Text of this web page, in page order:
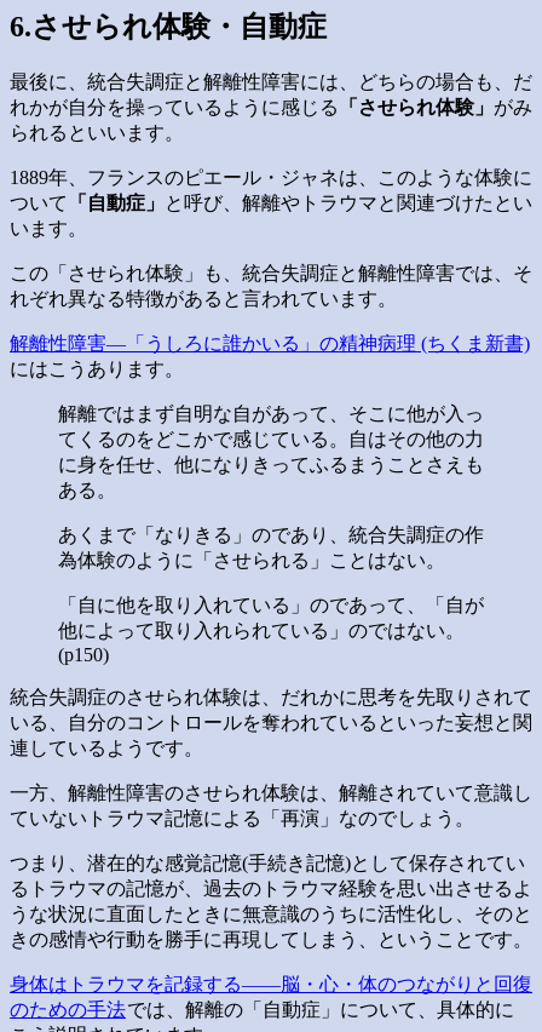
6.させられ体験・自動症
最後に、統合失調症と解離性障害には、どちらの場合も、だ
れかが自分を操っているように感じる
「させられ体験」 がみ
られるといいます。
1889年、フランスのピエール・ジャネは、このような体験に
ついて
「自動症」 と呼び、解離やトラウマと関連づけたとい
います。
この「させられ体験」も、統合失調症と解離性障害では、そ
れぞれ異なる特徴があると言われています。
解離性障害―「うしろに誰かいる」の精神病理 (ちくま新書)
にはこうあります。
解離ではまず自明な自があって、そこに他が入っ
てくるのをどこかで感じている。自はその他の力
に身を任せ、他になりきってふるまうことさえも
ある。
あくまで「なりきる」のであり、統合失調症の作
為体験のように「させられる」ことはない。
「自に他を取り入れている」のであって、「自が
他によって取り入れられている」のではない。
(p150)
統合失調症のさせられ体験は、だれかに思考を先取りされて
いる、自分のコントロールを奪われているといった妄想と関
連しているようです。
一方、解離性障害のさせられ体験は、解離されていて意識し
ていないトラウマ記憶による「再演」なのでしょう。
つまり、潜在的な感覚記憶(手続き記憶)として保存されてい
るトラウマの記憶が、過去のトラウマ経験を思い出させるよ
うな状況に直面したときに無意識のうちに活性化し、そのと
きの感情や行動を勝手に再現してしまう、ということです。
身体はトラウマを記録する――脳・心・体のつながりと回復
のための手法では、解離の「自動症」について、具体的に